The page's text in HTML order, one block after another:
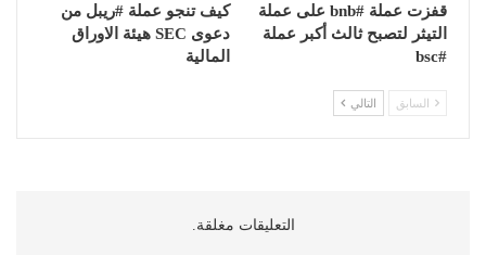
قفزت عملة #bnb على عملة
التيثر لتصبح ثالث أكبر عملة
#bsc
كيف تنجو عملة #ريبل من
دعوى SEC هيئة الاوراق
المالية
السابق التالي
التعليقات مغلقة.